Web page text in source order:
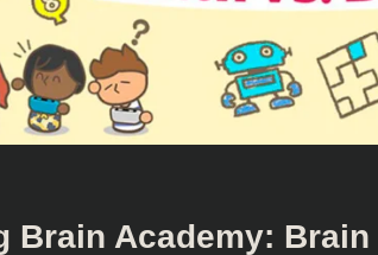
Brain Academy: